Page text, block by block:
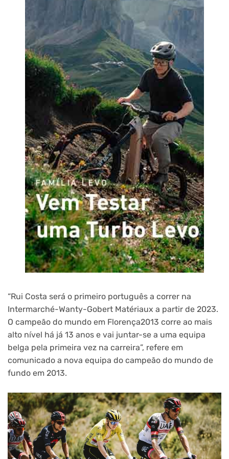
“Rui Costa será o primeiro português a correr na
Intermarché-Wanty-Gobert Matériaux a partir de 2023.
O campeão do mundo em Florença2013 corre ao mais
alto nível há já 13 anos e vai juntar-se a uma equipa
belga pela primeira vez na carreira”, refere em
comunicado a nova equipa do campeão do mundo de
fundo em 2013.